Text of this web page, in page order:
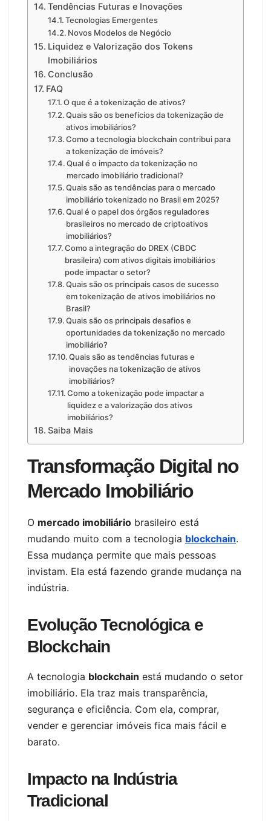
Tendências Futuras e Inovações
Tecnologias Emergentes
Novos Modelos de Negócio
Liquidez e Valorização dos Tokens
Imobiliários
Conclusão
FAQ
O que é a tokenização de ativos?
Quais são os benefícios da tokenização de
ativos imobiliários?
Como a tecnologia blockchain contribui para
a tokenização de imóveis?
Qual é o impacto da tokenização no
mercado imobiliário tradicional?
Quais são as tendências para o mercado
imobiliário tokenizado no Brasil em 2025?
Qual é o papel dos órgãos reguladores
brasileiros no mercado de criptoativos
imobiliários?
Como a integração do DREX (CBDC
brasileira) com ativos digitais imobiliários
pode impactar o setor?
Quais são os principais casos de sucesso
em tokenização de ativos imobiliários no
Brasil?
Quais são os principais desafios e
oportunidades da tokenização no mercado
imobiliário?
Quais são as tendências futuras e
inovações na tokenização de ativos
imobiliários?
Como a tokenização pode impactar a
liquidez e a valorização dos ativos
imobiliários?
Saiba Mais
Transformação Digital no
Mercado Imobiliário
O mercado imobiliário brasileiro está
mudando muito com a tecnologia blockchain.
Essa mudança permite que mais pessoas
invistam. Ela está fazendo grande mudança na
indústria.
Evolução Tecnológica e
Blockchain
A tecnologia blockchain está mudando o setor
imobiliário. Ela traz mais transparência,
segurança e eficiência. Com ela, comprar,
vender e gerenciar imóveis fica mais fácil e
barato.
Impacto na Indústria
Tradicional